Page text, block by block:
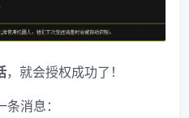
，就会授权成功了！
消息：